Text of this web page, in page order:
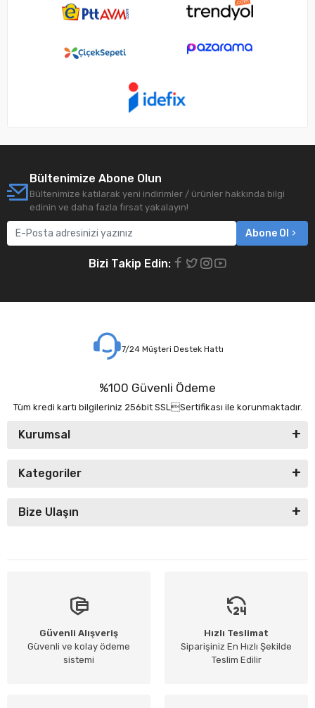
Bültenimize Abone Olun
Bültenimize katılarak yeni indirimler / ürünler hakkında bilgi
edinin ve daha fazla fırsat yakalayın!
Abone Ol
Bizi Takip Edin:
7/24 Müşteri Destek Hattı
%100 Güvenli Ödeme
Tüm kredi kartı bilgileriniz 256bit SSLSertifikası ile korunmaktadır.
Kurumsal
Kategoriler
Bize Ulaşın
Güvenli Alışveriş
Güvenli ve kolay ödeme
sistemi
Hızlı Teslimat
Siparişiniz En Hızlı Şekilde
Teslim Edilir